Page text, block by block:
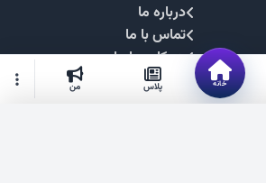
خانه پلاس من
درباره ما
تماس با ما
همکاری با ما
تبلیغات